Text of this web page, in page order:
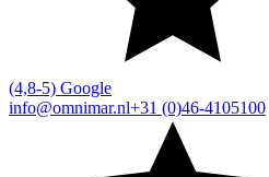
(4,8-5) Google
info@omnimar.nl+31 (0)46-4105100